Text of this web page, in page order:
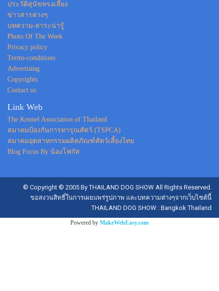
ประวัติสุนัขทรงเลี้ยง
ข่าวสารต่างๆ
บทความ-สาระน่ารู้
Photo Of The Week
Privacy policy
Terms-conditions
Advertising
Copyrights
Contact us
Link Web
The Kennel Association of Thailand
สมาคมป้องกันการทารุณสัตว์ (TSPCA)
สมาคมอุตสาหกรรมผลิตภัณฑ์สัตว์เลี้ยงไทย
Blog Focus By น้องโฟกัส
© Copyright © 2005 By THAILAND DOG SHOW All Rights Reserved.
ขอสงวนสิทธิ์ในการเผยแพร่รูปภาพ และบทความต่างๆจากเว็บไซต์นี้
THAILAND DOG SHOW : Bangkok Thailand
Powered by MakeWebEasy.com